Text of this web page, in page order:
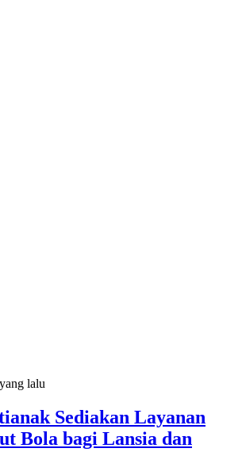
lalu
Sediakan Layanan
Bola bagi Lansia dan